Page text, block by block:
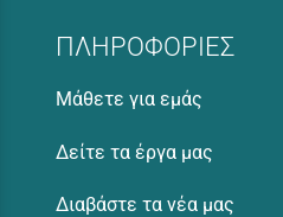
ΠΛΗΡΟΦΟΡΙΕΣ
Μάθετε για εμάς
Δείτε τα έργα μας
Διαβάστε τα νέα μας